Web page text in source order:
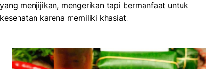
yang menjijikan, mengerikan tapi bermanfaat untuk
kesehatan karena memiliki khasiat.